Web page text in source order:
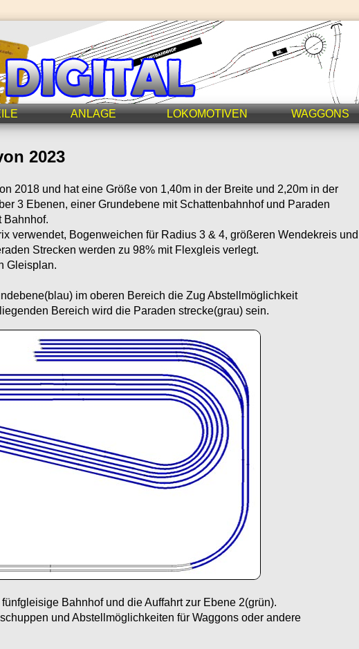
ANLAGE LOKOMOTIVEN WAGGONS
2023
2018 und hat eine Größe von 1,40m in der Breite und 2,20m in der
3 Ebenen, einer Grundebene mit Schattenbahnhof und Paraden
Bahnhof.
verwendet, Bogenweichen für Radius 3 & 4, größeren Wendekreis und
Strecken werden zu 98% mit Flexgleis verlegt.
Gleisplan.
im oberen Bereich die Zug Abstellmöglichkeit
Bereich wird die Paraden strecke(grau) sein.
Bahnhof und die Auffahrt zur Ebene 2(grün).
und Abstellmöglichkeiten für Waggons oder andere